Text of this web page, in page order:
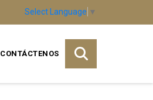
Select Language ▼
CONTÁCTENOS